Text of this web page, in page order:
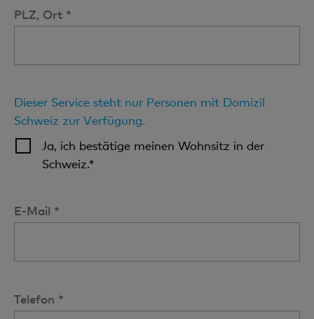
PLZ, Ort *
Dieser Service steht nur Personen mit Domizil
Schweiz zur Verfügung.
Ja, ich bestätige meinen Wohnsitz in der
Schweiz.*
E-Mail *
Telefon *